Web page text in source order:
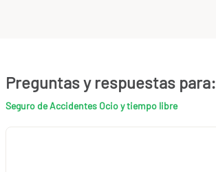
Preguntas y respuestas para:
Seguro de Accidentes Ocio y tiempo libre